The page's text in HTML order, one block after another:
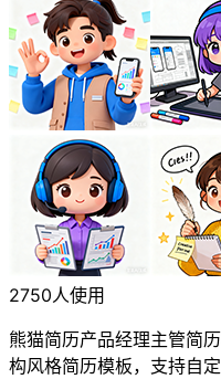
2750人使用
熊猫简历产品经理主管简
构风格简历模板，支持自